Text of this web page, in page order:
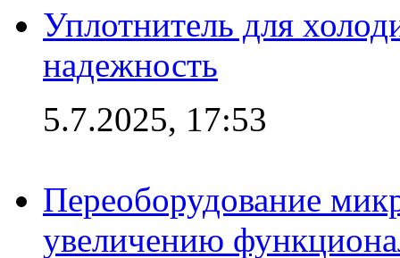
Уплотнитель для
надежность
5.7.2025, 17:53
Переоборудование
увеличению